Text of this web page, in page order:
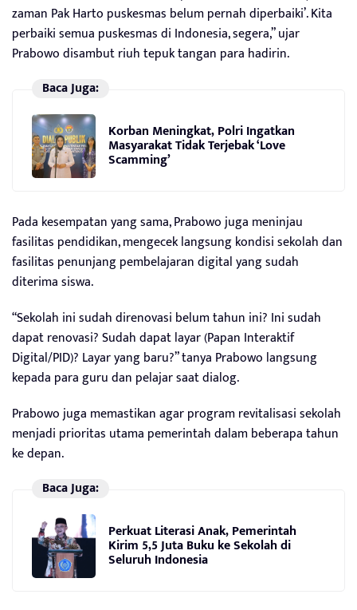
zaman Pak Harto puskesmas belum pernah diperbaiki’. Kita
perbaiki semua puskesmas di Indonesia, segera,” ujar
Prabowo disambut riuh tepuk tangan para hadirin.
Baca Juga:
Korban Meningkat, Polri Ingatkan
Masyarakat Tidak Terjebak ‘Love
Scamming’
Pada kesempatan yang sama, Prabowo juga meninjau
fasilitas pendidikan, mengecek langsung kondisi sekolah dan
fasilitas penunjang pembelajaran digital yang sudah
diterima siswa.
“Sekolah ini sudah direnovasi belum tahun ini? Ini sudah
dapat renovasi? Sudah dapat layar (Papan Interaktif
Digital/PID)? Layar yang baru?” tanya Prabowo langsung
kepada para guru dan pelajar saat dialog.
Prabowo juga memastikan agar program revitalisasi sekolah
menjadi prioritas utama pemerintah dalam beberapa tahun
ke depan.
Baca Juga:
Perkuat Literasi Anak, Pemerintah
Kirim 5,5 Juta Buku ke Sekolah di
Seluruh Indonesia